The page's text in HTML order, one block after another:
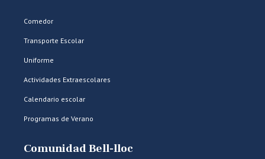
Comedor
Transporte Escolar
Uniforme
Actividades Extraescolares
Calendario escolar
Programas de Verano
Comunidad Bell-lloc